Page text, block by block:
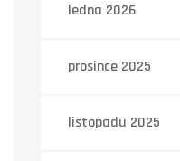
ledna 2026
prosince 2025
listopadu 2025